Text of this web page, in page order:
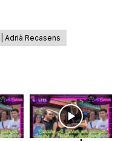
Adrià Recasens